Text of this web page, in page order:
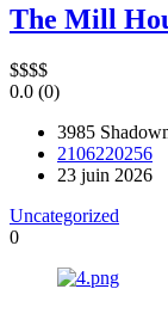
The Mill
$$$$
0.0 (0)
3985
2106220256
23 juin 2026
Uncategorized
0